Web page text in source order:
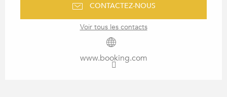
CONTACTEZ-NOUS
Voir tous les contacts
www.booking.com